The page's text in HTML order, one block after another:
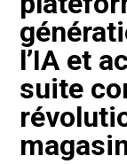
l’IA et
suite